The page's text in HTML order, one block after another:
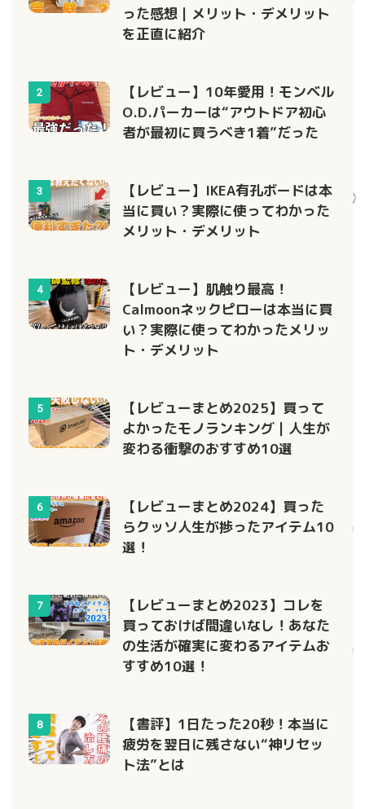
った感想｜メリット・デメリット
を正直に紹介
2
【レビュー】10年愛用！モンベル
O.D.パーカーは“アウトドア初心
者が最初に買うべき1着”だった
3
【レビュー】IKEA有孔ボードは本
当に買い？実際に使ってわかった
メリット・デメリット
4
【レビュー】肌触り最高！
Calmoonネックピローは本当に買
い？実際に使ってわかったメリッ
ト・デメリット
5
【レビューまとめ2025】買って
よかったモノランキング｜人生が
変わる衝撃のおすすめ10選
6
【レビューまとめ2024】買った
らクッソ人生が捗ったアイテム10
選！
7
【レビューまとめ2023】コレを
買っておけば間違いなし！あなた
の生活が確実に変わるアイテムお
すすめ10選！
8
【書評】1日たった20秒！本当に
疲労を翌日に残さない“神リセッ
ト法”とは